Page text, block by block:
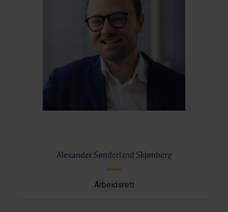
Alexander Sønderland Skjønberg
Arbeidsrett